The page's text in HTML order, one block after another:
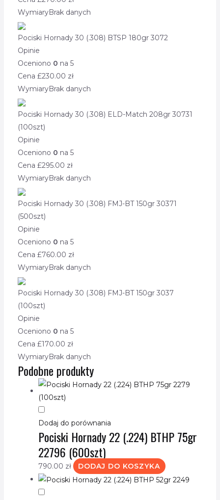
WymiaryBrak danych
Pociski Hornady 30 (.308) BTSP 180gr 3072
Opinie
Oceniono 0 na 5
Cena £230.00 zł
WymiaryBrak danych
Pociski Hornady 30 (.308) ELD-Match 208gr 30731
(100szt)
Opinie
Oceniono 0 na 5
Cena £295.00 zł
WymiaryBrak danych
Pociski Hornady 30 (.308) FMJ-BT 150gr 30371
(500szt)
Opinie
Oceniono 0 na 5
Cena £760.00 zł
WymiaryBrak danych
Pociski Hornady 30 (.308) FMJ-BT 150gr 3037
(100szt)
Opinie
Oceniono 0 na 5
Cena £170.00 zł
WymiaryBrak danych
Podobne produkty
Dodaj do porównania
Pociski Hornady 22 (.224) BTHP 75gr
22796 (600szt)
790.00 zł DODAJ DO KOSZYKA